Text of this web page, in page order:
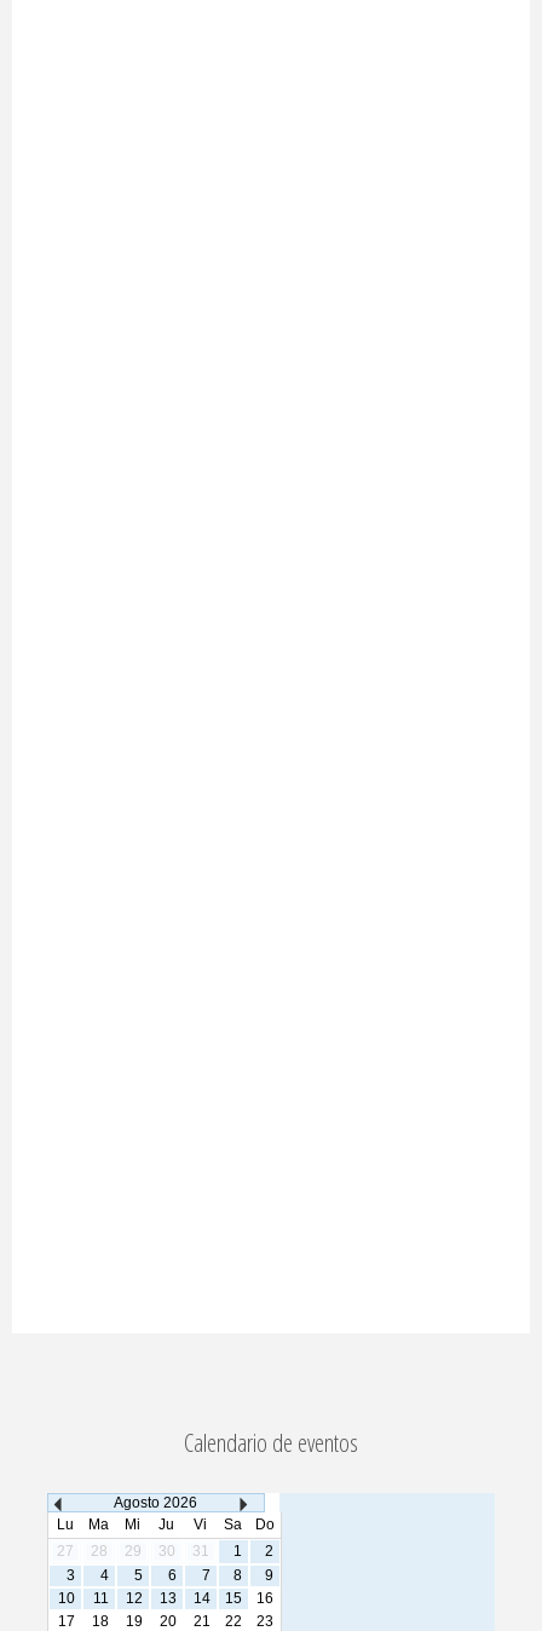
Calendario de eventos
Agosto 2026
Lu
Ma Mi Ju Vi Sa
Do
27
28 29 30 31 1
2
3
4 5 6 7 8
9
10
11 12 13 14 15
16
17
18 19 20 21 22
23